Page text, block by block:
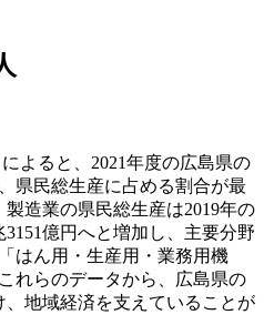
よると、2021年度の広島県の
県民総生産に占める割合が最
造業の県民総生産は2019年の
億円へと増加し、主要分野
はん用・生産用・業務用機
れらのデータから、広島県の
地域経済を支えていることが